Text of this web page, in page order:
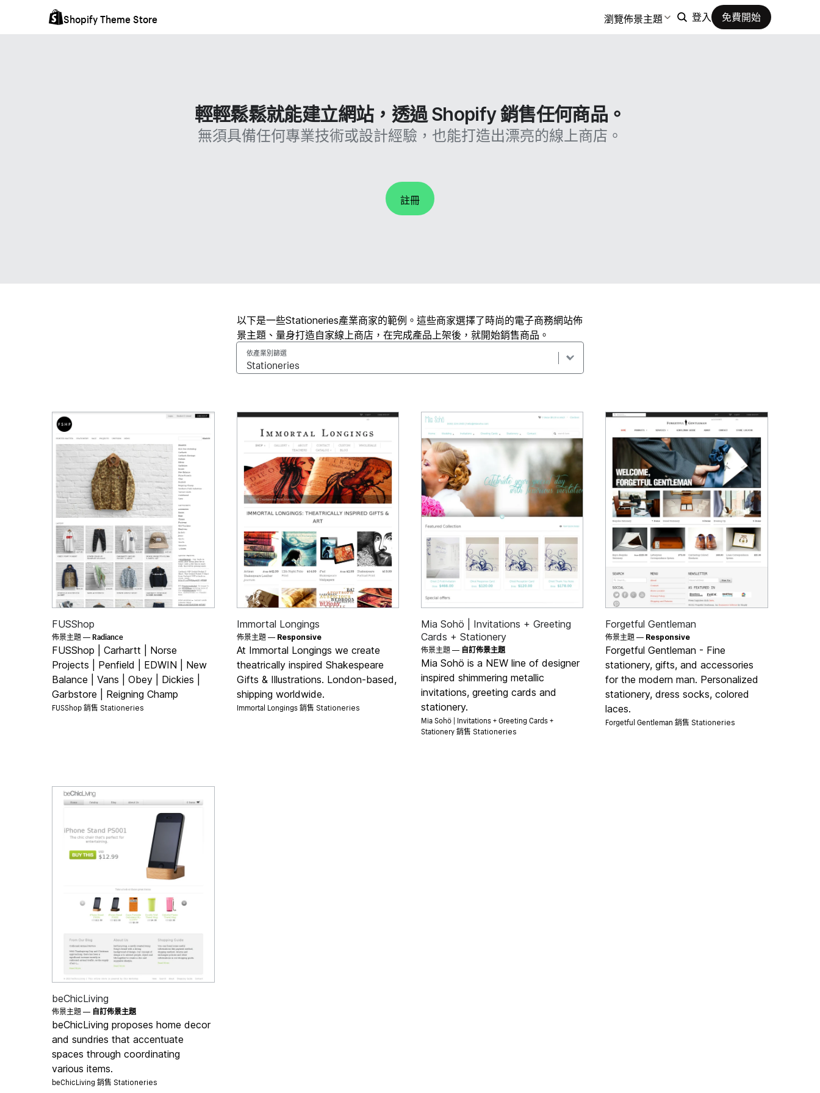
Shopify Theme Store 瀏覽佈景主題 登入 免費開始
輕輕鬆鬆就能建立網站，透過 Shopify 銷售任何商品。
無須具備任何專業技術或設計經驗，也能打造出漂亮的線上商店。
註冊
以下是一些Stationeries產業商家的範例。這些商家選擇了時尚的電子商務網站佈
景主題、量身打造自家線上商店，在完成產品上架後，就開始銷售商品。
依產業別篩選
FUSShop
佈景主題 —Radiance
FUSShop | Carhartt | Norse
Projects | Penfield | EDWIN | New
Balance | Vans | Obey | Dickies |
Garbstore | Reigning Champ
FUSShop 銷售 Stationeries
Immortal Longings
佈景主題 — Responsive
At Immortal Longings we create
theatrically inspired Shakespeare
Gifts & Illustrations. London-based,
shipping worldwide.
Immortal Longings 銷售 Stationeries
Mia Sohö | Invitations + Greeting
Cards + Stationery
佈景主題 — 自訂佈景主題
Mia Sohö is a NEW line of designer
inspired shimmering metallic
invitations, greeting cards and
stationery.
Mia Sohö | Invitations + Greeting Cards +
Stationery 銷售 Stationeries
Forgetful Gentleman
佈景主題 — Responsive
Forgetful Gentleman - Fine
stationery, gifts, and accessories
for the modern man. Personalized
stationery, dress socks, colored
laces.
Forgetful Gentleman 銷售 Stationeries
beChicLiving
佈景主題 — 自訂佈景主題
beChicLiving proposes home decor
and sundries that accentuate
spaces through coordinating
various items.
beChicLiving 銷售 Stationeries